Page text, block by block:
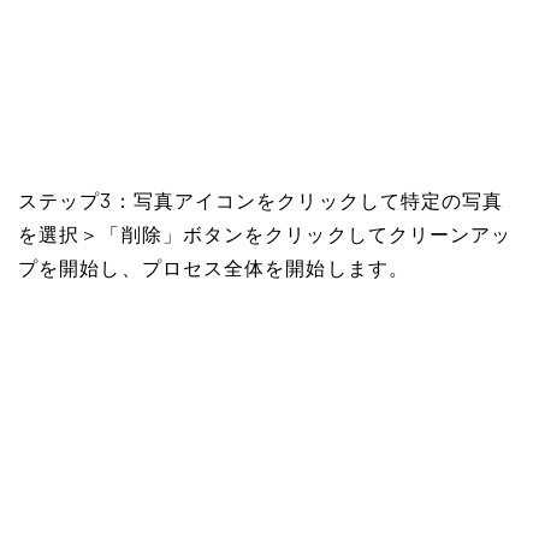
ステップ3：写真アイコンをクリックして特定の写真
を選択＞「削除」ボタンをクリックしてクリーンアッ
プを開始し、プロセス全体を開始します。